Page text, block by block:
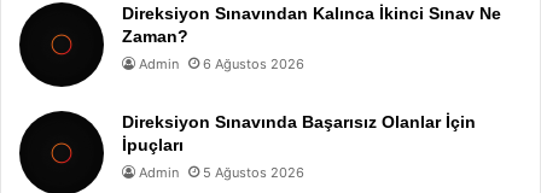
Direksiyon Sınavından Kalınca İkinci Sınav Ne
Zaman?
Admin 6 Ağustos 2026
Direksiyon Sınavında Başarısız Olanlar İçin
İpuçları
Admin 5 Ağustos 2026